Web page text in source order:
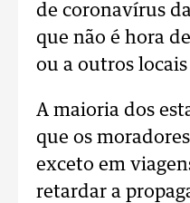
de coronavírus
que não é hora
ou a outros
A maioria dos
que os
exceto em
retardar a